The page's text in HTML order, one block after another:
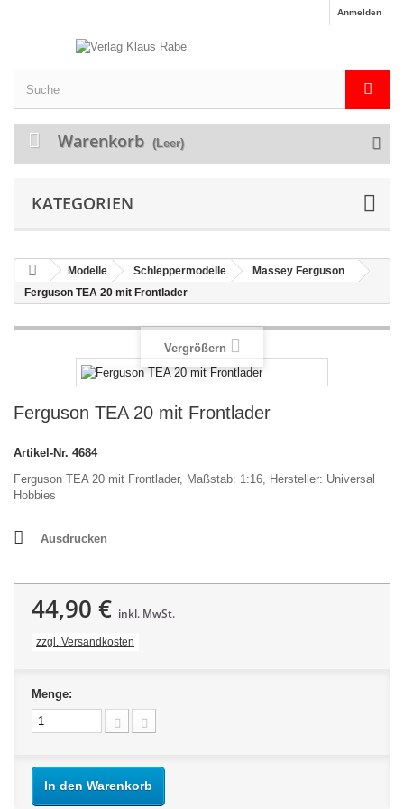
Anmelden
Warenkorb (Leer)
KATEGORIEN
Modelle Schleppermodelle
Massey Ferguson
Ferguson TEA 20 mit Frontlader
Vergrößern
Ferguson TEA 20 mit Frontlader
Artikel-Nr. 4684
Ferguson TEA 20 mit Frontlader, Maßstab: 1:16, Hersteller: Universal
Hobbies
Ausdrucken
44,90 € inkl. MwSt.
zzgl. Versandkosten
Menge:
In den Warenkorb